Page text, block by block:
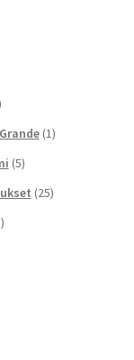
(1)
(5)
(25)